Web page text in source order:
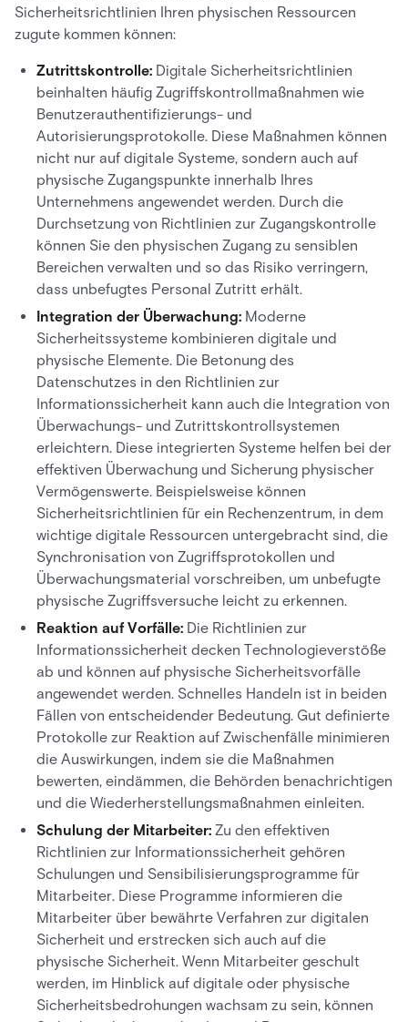
Sicherheitsrichtlinien Ihren physischen Ressourcen
zugute kommen können:
Zutrittskontrolle: Digitale Sicherheitsrichtlinien
beinhalten häufig Zugriffskontrollmaßnahmen wie
Benutzerauthentifizierungs- und
Autorisierungsprotokolle. Diese Maßnahmen können
nicht nur auf digitale Systeme, sondern auch auf
physische Zugangspunkte innerhalb Ihres
Unternehmens angewendet werden. Durch die
Durchsetzung von Richtlinien zur Zugangskontrolle
können Sie den physischen Zugang zu sensiblen
Bereichen verwalten und so das Risiko verringern,
dass unbefugtes Personal Zutritt erhält.
Integration der Überwachung: Moderne
Sicherheitssysteme kombinieren digitale und
physische Elemente. Die Betonung des
Datenschutzes in den Richtlinien zur
Informationssicherheit kann auch die Integration von
Überwachungs- und Zutrittskontrollsystemen
erleichtern. Diese integrierten Systeme helfen bei der
effektiven Überwachung und Sicherung physischer
Vermögenswerte. Beispielsweise können
Sicherheitsrichtlinien für ein Rechenzentrum, in dem
wichtige digitale Ressourcen untergebracht sind, die
Synchronisation von Zugriffsprotokollen und
Überwachungsmaterial vorschreiben, um unbefugte
physische Zugriffsversuche leicht zu erkennen.
Reaktion auf Vorfälle: Die Richtlinien zur
Informationssicherheit decken Technologieverstöße
ab und können auf physische Sicherheitsvorfälle
angewendet werden. Schnelles Handeln ist in beiden
Fällen von entscheidender Bedeutung. Gut definierte
Protokolle zur Reaktion auf Zwischenfälle minimieren
die Auswirkungen, indem sie die Maßnahmen
bewerten, eindämmen, die Behörden benachrichtigen
und die Wiederherstellungsmaßnahmen einleiten.
Schulung der Mitarbeiter: Zu den effektiven
Richtlinien zur Informationssicherheit gehören
Schulungen und Sensibilisierungsprogramme für
Mitarbeiter. Diese Programme informieren die
Mitarbeiter über bewährte Verfahren zur digitalen
Sicherheit und erstrecken sich auch auf die
physische Sicherheit. Wenn Mitarbeiter geschult
werden, im Hinblick auf digitale oder physische
Sicherheitsbedrohungen wachsam zu sein, können